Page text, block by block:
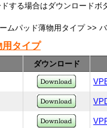
する場合はダウンロードボ
ムパッド薄物用タイプ >>
用タイプ
ダウンロード